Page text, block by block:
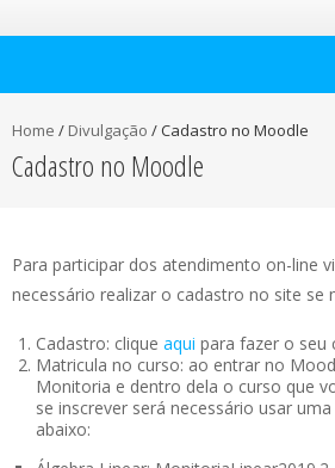
Home / Divulgação /Cadastro no Moodle
Cadastro no Moodle
Para participar dos atendimento on-line
necessário realizar o cadastro no site se
Cadastro: clique aqui para fazer o seu
Matricula no curso: ao entrar no
Monitoria e dentro dela o curso que
se inscrever será necessário usar
abaixo: